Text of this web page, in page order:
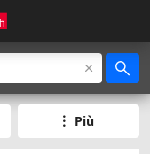
Più